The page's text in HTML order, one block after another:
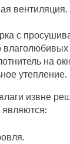
вентиляция.
с
на
утепление.
извне